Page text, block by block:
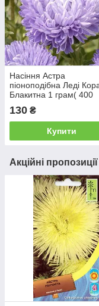
Насіння Астра
піоноподібна Леді
Блакитна 1 грам( 400
насінин) Satimex
130 ₴
Купити
Акційні